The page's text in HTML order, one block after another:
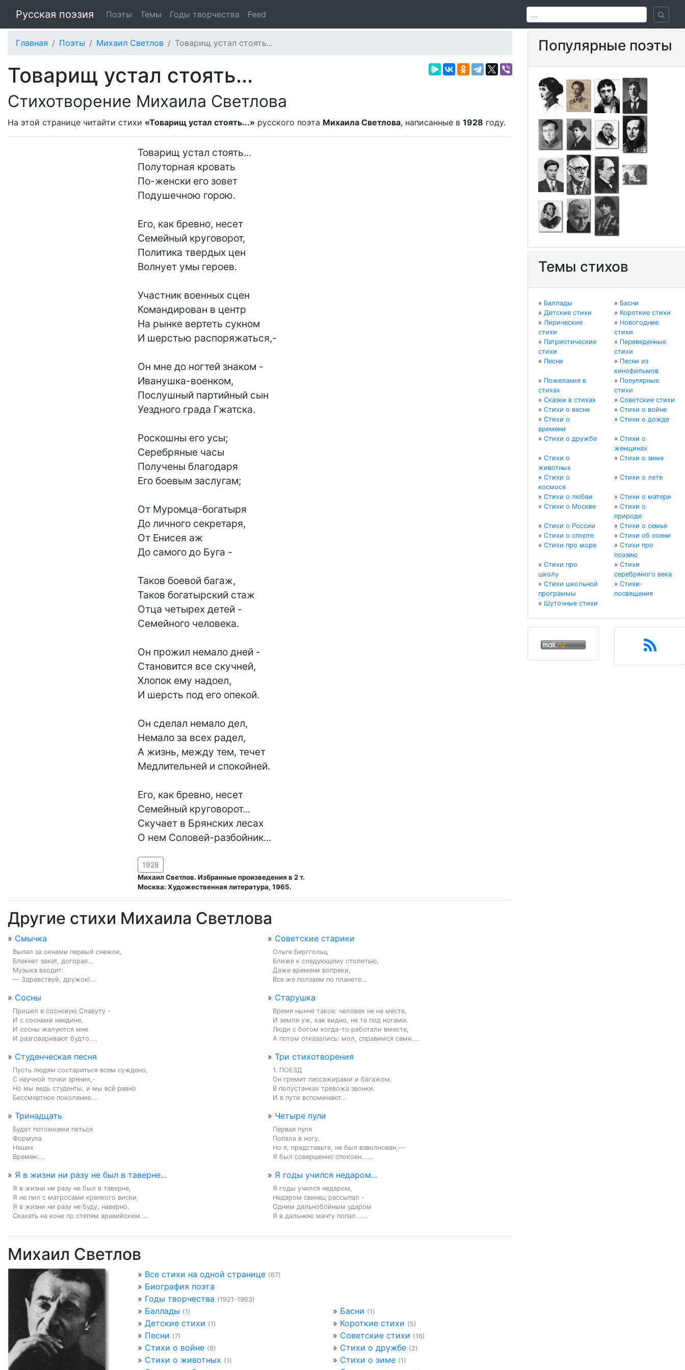
Русская поэзия Поэты Темы Годы творчества Feed
Главная Поэты Михаил Светлов Товарищ устал стоять...
Товарищ устал стоять...
Стихотворение Михаила Светлова
На этой странице читайти стихи «Товарищ устал стоять...» русского поэта Михаила Светлова, написанные в 1928 году.
Товарищ устал стоять...
Полуторная кровать
По-женски его зовет
Подушечною горою.
Его, как бревно, несет
Семейный круговорот,
Политика твердых цен
Волнует умы героев.
Участник военных сцен
Командирован в центр
На рынке вертеть сукном
И шерстью распоряжаться,-
Он мне до ногтей знаком -
Иванушка-военком,
Послушный партийный сын
Уездного града Гжатска.
Роскошны его усы;
Серебряные часы
Получены благодаря
Его боевым заслугам;
От Муромца-богатыря
До личного секретаря,
От Енисея аж
До самого до Буга -
Таков боевой багаж,
Таков богатырский стаж
Отца четырех детей -
Семейного человека.
Он прожил немало дней -
Становится все скучней,
Хлопок ему надоел,
И шерсть под его опекой.
Он сделал немало дел,
Немало за всех радел,
А жизнь, между тем, течет
Медлительней и спокойней.
Его, как бревно, несет
Семейный круговорот...
Скучает в Брянских лесах
О нем Соловей-разбойник...
1928
Михаил Светлов. Избранные произведения в 2 т.
Москва: Художественная литература, 1965.
Другие стихи Михаила Светлова
» Смычка
Выпал за окнами первый снежок,
Блекнет закат, догорая...
Музыка входит:
— Здравствуй, дружок!...
» Советские старики
Ольге Берггольц
Ближе к следующему столетью,
Даже времени вопреки,
Все же ползаем по планете...
» Сосны
Пришел в сосновую Славуту -
И с соснами наедине,
И сосны жалуются мне
И разговаривают будто....
» Старушка
Время нынче такое: человек не на месте,
И земля уж, как видно, не та под ногами.
Люди с богом когда-то работали вместе,
А потом отказались: мол, справимся сами....
» Студенческая песня
Пусть людям состариться всем суждено,
С научной точки зрения,-
Но мы ведь студенты, и мы всё равно
Бессмертное поколение....
» Три стихотворения
1. ПОЕЗД
Он гремит пассажирами и багажом,
В полустанках тревожа звонки.
И в пути вспоминают...
» Тринадцать
Будет потомками петься
Формула
Наших
Времен:...
» Четыре пули
Первая пуля
Попала в ногу,
Но я, представьте, не был взволнован,—
Я был совершенно спокоен......
» Я в жизни ни разу не был в таверне...
Я в жизни ни разу не был в таверне,
Я не пил с матросами крепкого виски,
Я в жизни ни разу не буду, наверно,
Скакать на коне по степям аравийским....
» Я годы учился недаром...
Я годы учился недаром,
Недаром свинец рассыпал -
Одним дальнобойным ударом
Я в дальнюю мачту попал......
Михаил Светлов
» Все стихи на одной странице (67)
» Биография поэта
» Годы творчества (1921-1963)
» Баллады (1) » Басни (1)
» Детские стихи (1) » Короткие стихи (5)
» Песни (7) » Советские стихи (16)
» Стихи о войне (8) » Стихи о дружбе (2)
» Стихи о животных (1) » Стихи о зиме (1)
Популярные поэты
Темы стихов
» Баллады » Басни
» Детские стихи » Короткие стихи
» Лирические
стихи
» Новогодние
стихи
» Патриотические
стихи
» Переведенные
стихи
» Песни » Песни из
кинофильмов
» Пожелания в
стихах
» Популярные
стихи
» Сказки в стихах » Советские стихи
» Стихи о весне » Стихи о войне
» Стихи о
времени
» Стихи о дожде
» Стихи о дружбе » Стихи о
женщинах
» Стихи о
животных
» Стихи о зиме
» Стихи о
космосе
» Стихи о лете
» Стихи о любви » Стихи о матери
» Стихи о Москве » Стихи о
природе
» Стихи о России » Стихи о семье
» Стихи о спорте » Стихи об осени
» Стихи про море » Стихи про
поэзию
» Стихи про
школу
» Стихи
серебряного века
» Стихи школьной
программы
» Стихи-
посвящения
» Шуточные стихи